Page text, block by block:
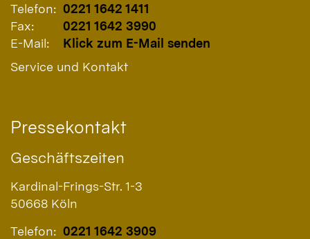
Telefon: 0221 1642 1411
Fax:
0221 1642 3990
E-Mail:
Klick zum E-Mail senden
Service und Kontakt
Pressekontakt
Geschäftszeiten
Kardinal-Frings-Str. 1-3
50668 Köln
Telefon: 0221 1642 3909